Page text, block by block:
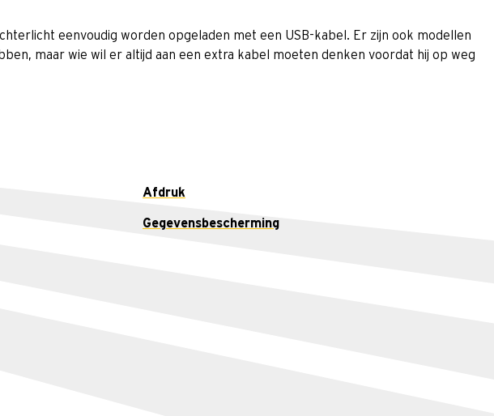
eenvoudig worden opgeladen met een USB-kabel. Er zijn ook modellen
maar wie wil er altijd aan een extra kabel moeten denken voordat hij op weg
Afdruk
Gegevensbescherming